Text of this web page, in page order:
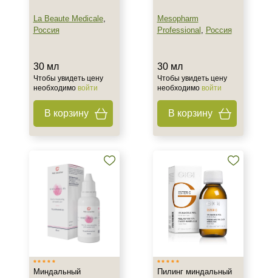
La Beaute Medicale,
Россия
30 мл
Чтобы увидеть цену
необходимо войти
В корзину
Mesopharm
Professional , Россия
30 мл
Чтобы увидеть цену
необходимо войти
В корзину
Миндальный
Пилинг миндальный